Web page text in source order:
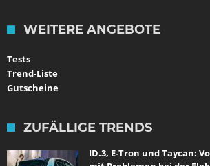
WEITERE ANGEBOTE
Tests
Trend-Liste
Gutscheine
ZUFÄLLIGE TRENDS
ID.3, E-Tron und Taycan: